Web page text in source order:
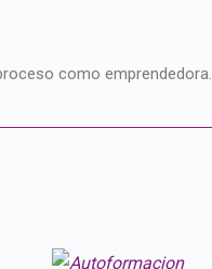
como emprendedora.